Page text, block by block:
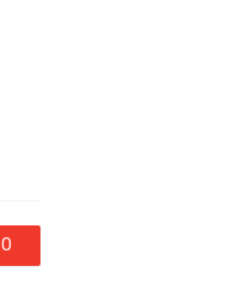
0